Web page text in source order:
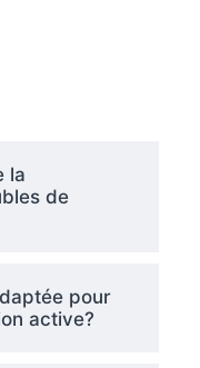
la
de
pour
active?